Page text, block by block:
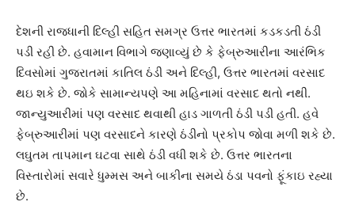
દેશની રાજધાની દિલ્હી સહિત સમગ્ર ઉત્તર ભારતમાં કડકડતી ઠંડી
પડી રહી છે. હવામાન વિભાગે જણાવ્યું છે કે ફેબ્રુઆરીના આરંભિક
દિવસોમાં ગુજરાતમાં કાતિલ ઠંડી અને દિલ્હી, ઉત્તર ભારતમાં વરસાદ
થઇ શકે છે. જોકે સામાન્યપણે આ મહિનામાં વરસાદ થતો નથી.
જાન્યુઆરીમાં પણ વરસાદ થવાથી હાડ ગાળતી ઠંડી પડી હતી. હવે
ફેબ્રુઆરીમાં પણ વરસાદને કારણે ઠંડીનો પ્રકોપ જોવા મળી શકે છે.
લઘુતમ તાપમાન ઘટવા સાથે ઠંડી વધી શકે છે. ઉત્તર ભારતના
વિસ્તારોમાં સવારે ધુમ્મસ અને બાકીના સમયે ઠંડા પવનો ફૂંકાઇ રહ્યા
છે.